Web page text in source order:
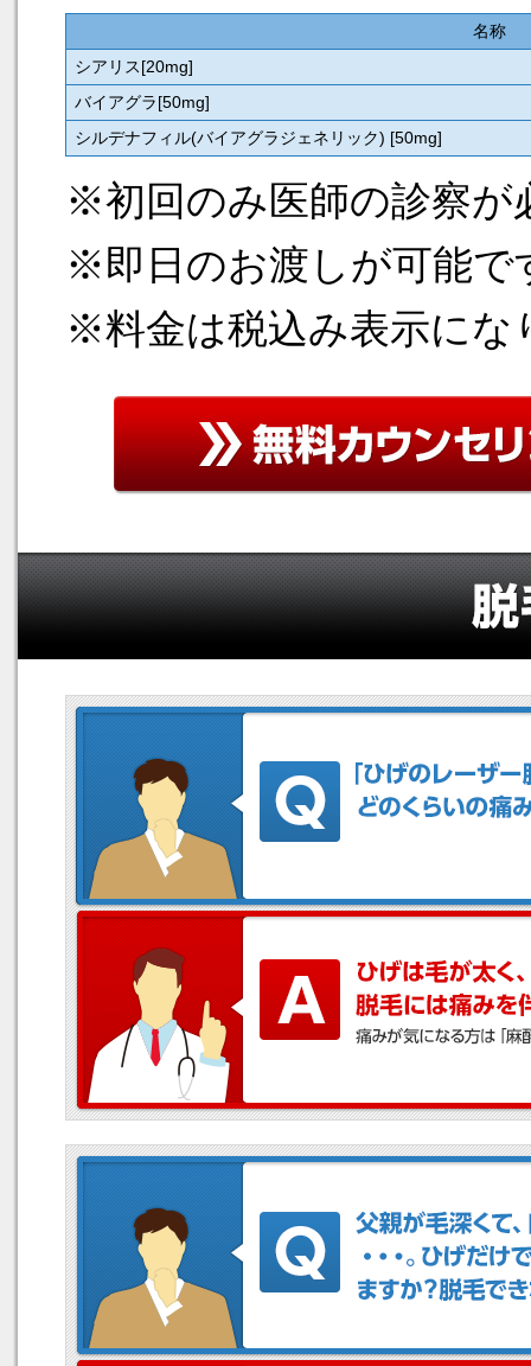
名称
シアリス[20mg]
バイアグラ[50mg]
シルデナフィル(バイアグラジェネリック) [50mg]
※初回のみ医師の診察が
※即日のお渡しが可能で
※料金は税込み表示にな